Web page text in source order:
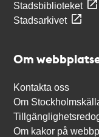
Stadsbiblioteket
Stadsarkivet
Om
Kontakta oss
Om
Om kakor på